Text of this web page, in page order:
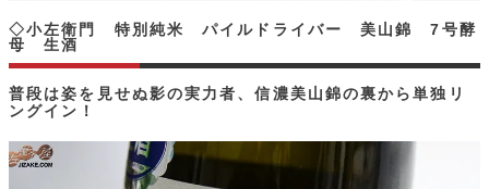
普段は姿を見せぬ影の実力者、信濃美山錦の裏から単独リ
ングイン！
◇小左衛門 特別純米 パイルドライバー 美山錦 7号酵
母 生酒